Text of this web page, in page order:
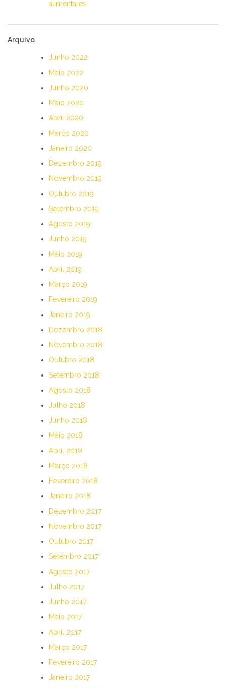
alimentares
Arquivo
Junho 2022
Maio 2022
Junho 2020
Maio 2020
Abril 2020
Março 2020
Janeiro 2020
Dezembro 2019
Novembro 2019
Outubro 2019
Setembro 2019
Agosto 2019
Junho 2019
Maio 2019
Abril 2019
Março 2019
Fevereiro 2019
Janeiro 2019
Dezembro 2018
Novembro 2018
Outubro 2018
Setembro 2018
Agosto 2018
Julho 2018
Junho 2018
Maio 2018
Abril 2018
Março 2018
Fevereiro 2018
Janeiro 2018
Dezembro 2017
Novembro 2017
Outubro 2017
Setembro 2017
Agosto 2017
Julho 2017
Junho 2017
Maio 2017
Abril 2017
Março 2017
Fevereiro 2017
Janeiro 2017